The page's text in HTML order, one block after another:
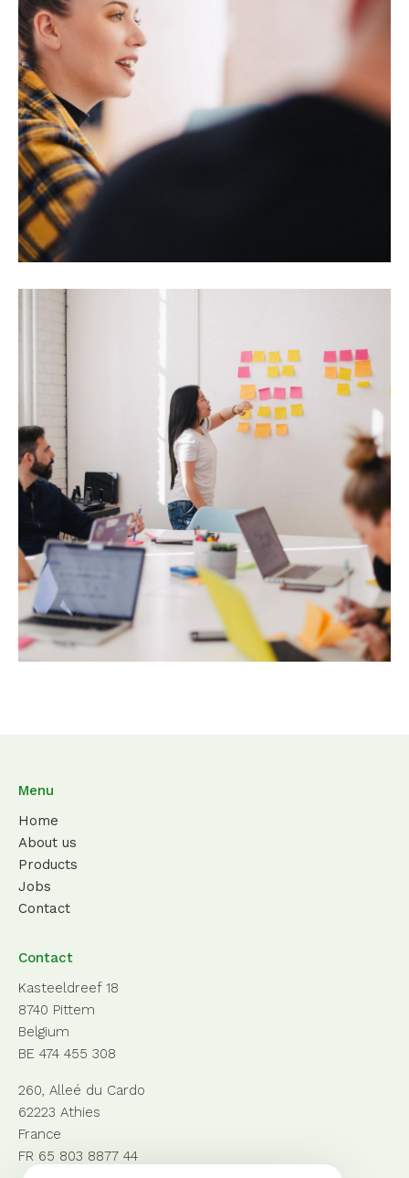
Menu
Home
About us
Products
Jobs
Contact
Contact
Kasteeldreef 18
8740 Pittem
Belgium
BE 474 455 308
260, Alleé du Cardo
62223 Athies
France
FR 65 803 8877 44